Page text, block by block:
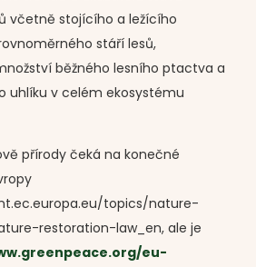
včetně stojícího a ležícího
stáří lesů,
běžného lesního ptactva a
uhlíku v celém ekosystému
přírody čeká na konečné
topics/nature-
restoration-law_en, ale je
eu-